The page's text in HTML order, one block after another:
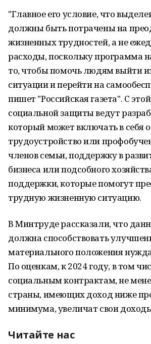
"Главное его условие, что
должны быть потрачены на
жизненных трудностей, а не
расходы, поскольку программа
то, чтобы помочь людям выйти
ситуации и перейти на
пишет "Российская газета". С
социальной защиты ведут
который может включать в себя
трудоустройство или
членов семьи, поддержку в
бизнеса или подсобного
поддержки, которые помогут
трудную жизненную ситуацию.
В Минтруде рассказали, что
должна способствовать
материального положения
По оценкам, к 2024 году, в том
социальным контрактам, не
страны, имеющих доход ниже
минимума, увеличат свои
Читайте нас